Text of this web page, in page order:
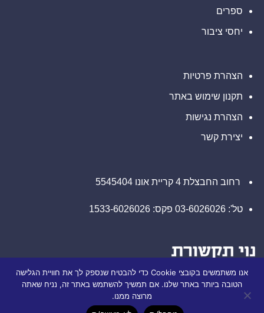
דיגיטליים
בבהוטןספרים
יחסי ציבור
הצהרת פרטיות
תקנון שימוש באתר
הצהרת נגישות
יצירת קשר
רחוב החבצלת 4 קריית אונו 5545404
טל': 03-6026026 פקס: 1533-6026026
אנו משתמשים בקובצי Cookie כדי להבטיח שנספק לך את חוויית הגלישה
הטובה ביותר באתר שלנו. אם תמשיך להשתמש באתר זה, נניח שאתה
מרוצה ממנו.